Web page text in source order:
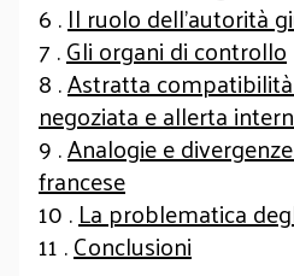
6 .Il ruolo dell’autorità
7 .Gli organi di controllo
8 .Astratta
negoziata e allerta
9 .Analogie e
francese
10 .La problematica
11 .Conclusioni